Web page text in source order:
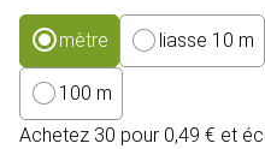
mètre liasse 10 m
100 m
Achetez 30 pour 0,49 € et